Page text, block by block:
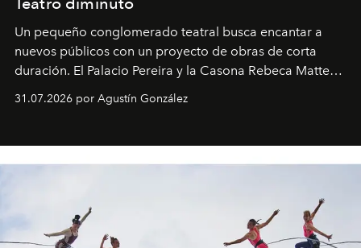
Un pequeño conglomerado teatral busca encantar a
nuevos públicos con un proyecto de obras de corta
duración. El Palacio Pereira y la Casona Rebeca Matte
son algunos de los lugares que han albergado estas
miniobras. Sus puestas en escena son limpias; ponen el
31.07.2026 por Agustín González